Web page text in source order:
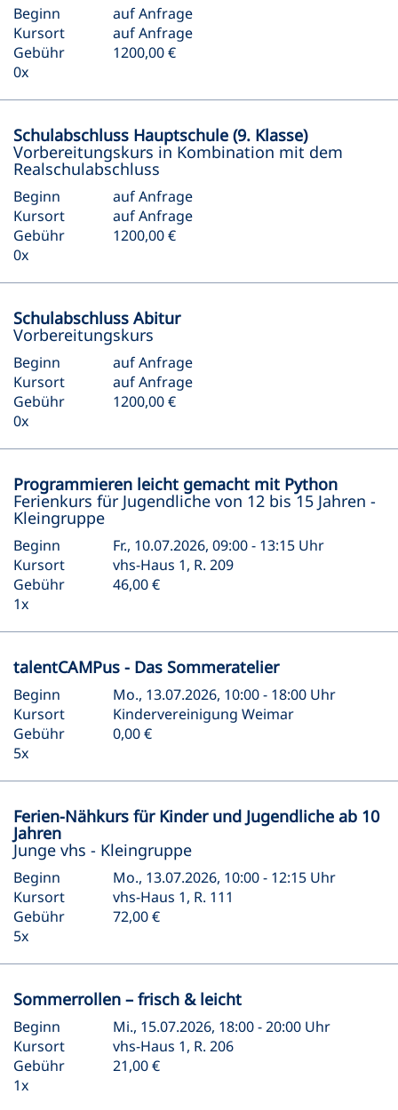
Beginn
auf Anfrage
Kursort
auf Anfrage
Gebühr
1200,00 €
0x
Schulabschluss Hauptschule (9. Klasse)
Vorbereitungskurs in Kombination mit dem
Realschulabschluss
Beginn
auf Anfrage
Kursort
auf Anfrage
Gebühr
1200,00 €
0x
Schulabschluss Abitur
Vorbereitungskurs
Beginn
auf Anfrage
Kursort
auf Anfrage
Gebühr
1200,00 €
0x
Programmieren leicht gemacht mit Python
Ferienkurs für Jugendliche von 12 bis 15 Jahren -
Kleingruppe
Beginn
Fr., 10.07.2026, 09:00 - 13:15 Uhr
Kursort
vhs-Haus 1, R. 209
Gebühr
46,00 €
1x
talentCAMPus - Das Sommeratelier
Beginn
Mo., 13.07.2026, 10:00 - 18:00 Uhr
Kursort
Kindervereinigung Weimar
Gebühr
0,00 €
5x
Ferien-Nähkurs für Kinder und Jugendliche ab 10
Jahren
Junge vhs - Kleingruppe
Beginn
Mo., 13.07.2026, 10:00 - 12:15 Uhr
Kursort
vhs-Haus 1, R. 111
Gebühr
72,00 €
5x
Sommerrollen – frisch & leicht
Beginn
Mi., 15.07.2026, 18:00 - 20:00 Uhr
Kursort
vhs-Haus 1, R. 206
Gebühr
21,00 €
1x